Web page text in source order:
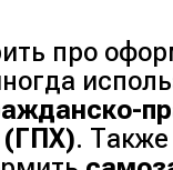
про
(ГПХ). Также